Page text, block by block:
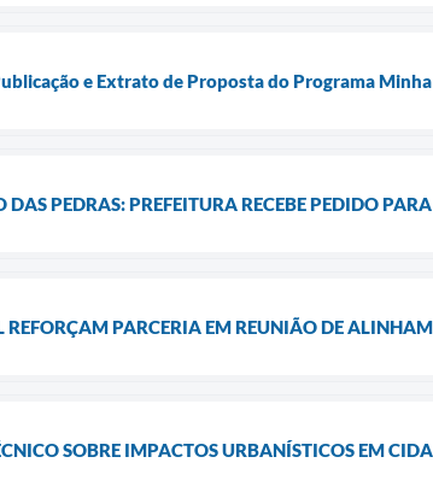
e Extrato de Proposta do Programa
PEDRAS: PREFEITURA RECEBE PEDIDO
PARCERIA EM REUNIÃO DE
SOBRE IMPACTOS URBANÍSTICOS EM